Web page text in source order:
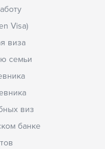
Visa)
виза
семьи
виз
банке